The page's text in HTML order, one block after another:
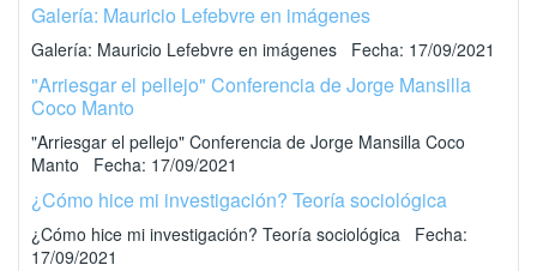
Galería: Mauricio Lefebvre en imágenes
Galería: Mauricio Lefebvre en imágenes Fecha: 17/09/2021
"Arriesgar el pellejo" Conferencia de Jorge Mansilla
Coco Manto
"Arriesgar el pellejo" Conferencia de Jorge Mansilla Coco
Manto Fecha: 17/09/2021
¿Cómo hice mi investigación? Teoría sociológica
¿Cómo hice mi investigación? Teoría sociológica Fecha:
17/09/2021